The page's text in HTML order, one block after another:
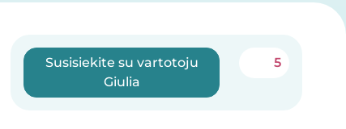
Susisiekite su vartotoju
Giulia
5